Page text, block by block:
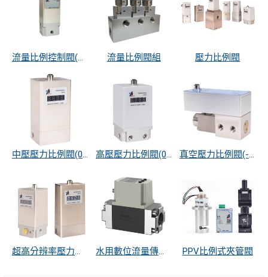
流量比例控制閥(全罩式) 流量比例閥組 壓力比例閥
中壓壓力比例閥(0~30bar) 高壓壓力比例閥(0~100bar) 真空壓力比例閥(-100~600kPa)
超高分辨率壓力控制器 水用數位流量傳感器 PPV比例式夾管閥